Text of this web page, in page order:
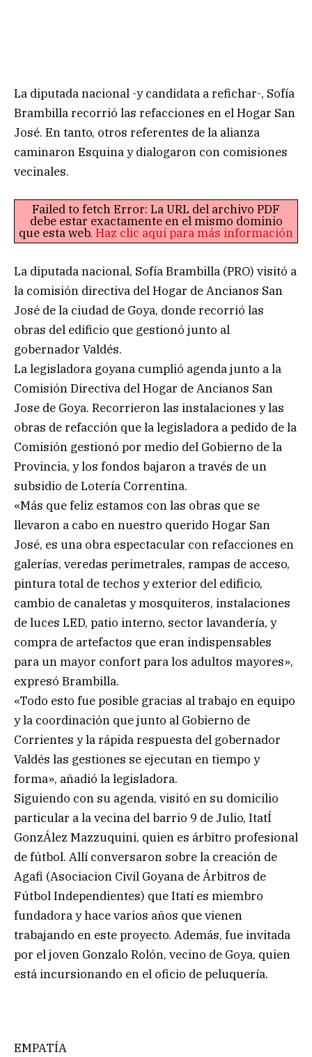
La diputada nacional -y candidata a refichar-, Sofía
Brambilla recorrió las refacciones en el Hogar San
José. En tanto, otros referentes de la alianza
caminaron Esquina y dialogaron con comisiones
vecinales.
Failed to fetch Error: La URL del archivo PDF
debe estar exactamente en el mismo dominio
que esta web. Haz clic aquí para más información
La diputada nacional, Sofía Brambilla (PRO) visitó a
la comisión directiva del Hogar de Ancianos San
José de la ciudad de Goya, donde recorrió las
obras del edificio que gestionó junto al
gobernador Valdés.
La legisladora goyana cumplió agenda junto a la
Comisión Directiva del Hogar de Ancianos San
Jose de Goya. Recorrieron las instalaciones y las
obras de refacción que la legisladora a pedido de la
Comisión gestionó por medio del Gobierno de la
Provincia, y los fondos bajaron a través de un
subsidio de Lotería Correntina.
«Más que feliz estamos con las obras que se
llevaron a cabo en nuestro querido Hogar San
José, es una obra espectacular con refacciones en
galerías, veredas perimetrales, rampas de acceso,
pintura total de techos y exterior del edificio,
cambio de canaletas y mosquiteros, instalaciones
de luces LED, patio interno, sector lavandería, y
compra de artefactos que eran indispensables
para un mayor confort para los adultos mayores»,
expresó Brambilla.
«Todo esto fue posible gracias al trabajo en equipo
y la coordinación que junto al Gobierno de
Corrientes y la rápida respuesta del gobernador
Valdés las gestiones se ejecutan en tiempo y
forma», añadió la legisladora.
Siguiendo con su agenda, visitó en su domicilio
particular a la vecina del barrio 9 de Julio, ItatÍ
GonzÁlez Mazzuquini, quien es árbitro profesional
de fútbol. Allí conversaron sobre la creación de
Agafi (Asociacion Civil Goyana de Árbitros de
Fútbol Independientes) que Itatí es miembro
fundadora y hace varios años que vienen
trabajando en este proyecto. Además, fue invitada
por el joven Gonzalo Rolón, vecino de Goya, quien
está incursionando en el oficio de peluquería.
EMPATÍA